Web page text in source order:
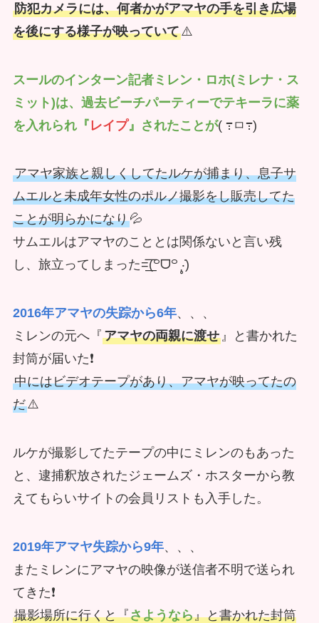
防犯カメラには、何者かがアマヤの手を引き広場
を後にする様子が映っていて⚠️
スールのインターン記者ミレン・ロホ(ミレナ・ス
ミット)は、過去ビーチパーティーでテキーラに薬
を入れられ『レイプ』されたことが( ߹ㅁ߹)
アマヤ家族と親しくしてたルケが捕まり、息子サ
ムエルと未成年女性のポルノ撮影をし販売してた
ことが明らかになり💦
サムエルはアマヤのこととは関係ないと言い残
し、旅立ってしまった=͟͟͞͞(꒪ᗜ꒪ ‧̣̥̇)
2016年アマヤの失踪から6年、、、
ミレンの元へ『アマヤの両親に渡せ』と書かれた
封筒が届いた❗
中にはビデオテープがあり、アマヤが映ってたの
だ⚠️
ルケが撮影してたテープの中にミレンのもあった
と、逮捕釈放されたジェームズ・ホスターから教
えてもらいサイトの会員リストも入手した。
2019年アマヤ失踪から9年、、、
またミレンにアマヤの映像が送信者不明で送られ
てきた❗
撮影場所に行くと『さようなら』と書かれた封筒